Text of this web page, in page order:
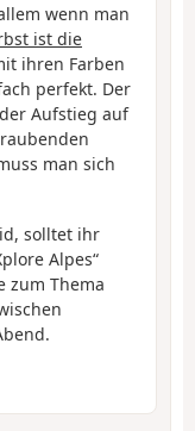
wenn man
ist die
ihren Farben
perfekt. Der
Aufstieg auf
man sich
solltet ihr
Alpes“
zum Thema